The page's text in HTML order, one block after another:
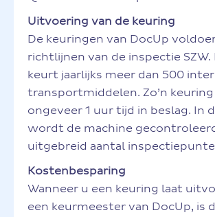
Uitvoering van de keuring
De keuringen van DocUp
richtlijnen van de inspectie SZW.
keurt jaarlijks meer dan 500
transportmiddelen. Zo’n
ongeveer 1 uur tijd in beslag. In
wordt de machine
uitgebreid aantal
Kostenbesparing
Wanneer u een keuring laat
een keurmeester van DocUp, is